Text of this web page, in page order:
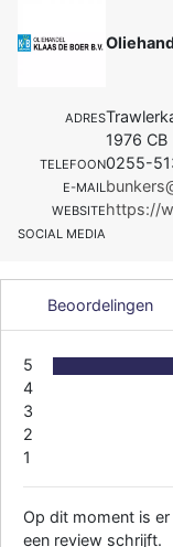
ADRES
1976
TELEFOON0255-
E-MAIL
WEBSITEhttps://
SOCIAL MEDIA
Beoordelingen
5
4
3
2
1
Op dit moment is
een review schrijft.